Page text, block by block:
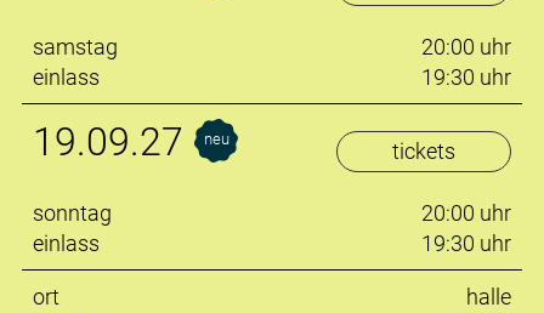
samstag
20:00 uhr
einlass
19:30 uhr
19.09.27 neu tickets
sonntag
20:00 uhr
einlass
19:30 uhr
ort
halle